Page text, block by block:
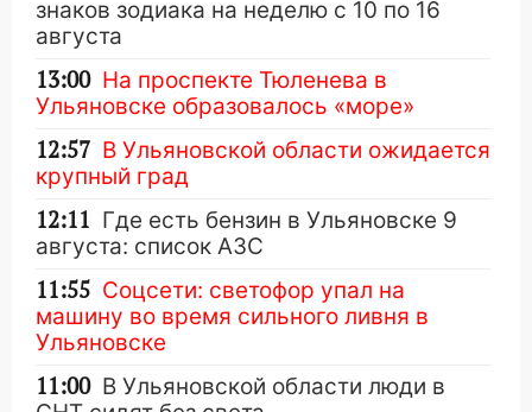
знаков зодиака на неделю с 10 по 16
августа
13:00 На проспекте Тюленева в
Ульяновске образовалось «море»
12:57 В Ульяновской области ожидается
крупный град
12:11 Где есть бензин в Ульяновске 9
августа: список АЗС
11:55 Соцсети: светофор упал на
машину во время сильного ливня в
Ульяновске
11:00 В Ульяновской области люди в